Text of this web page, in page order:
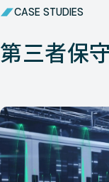
CASE STUDIES
第三者保